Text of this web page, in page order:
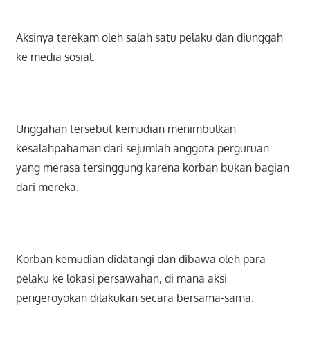
Aksinya terekam oleh salah satu pelaku dan diunggah
ke media sosial.
Unggahan tersebut kemudian menimbulkan
kesalahpahaman dari sejumlah anggota perguruan
yang merasa tersinggung karena korban bukan bagian
dari mereka.
Korban kemudian didatangi dan dibawa oleh para
pelaku ke lokasi persawahan, di mana aksi
pengeroyokan dilakukan secara bersama-sama.